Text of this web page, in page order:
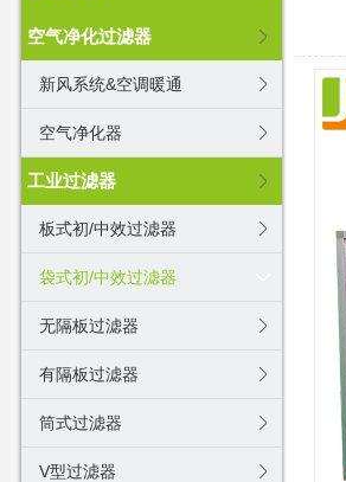
空气净化过滤器
新风系统&空调暖通
空气净化器
工业过滤器
板式初/中效过滤器
袋式初/中效过滤器
无隔板过滤器
有隔板过滤器
筒式过滤器
V型过滤器